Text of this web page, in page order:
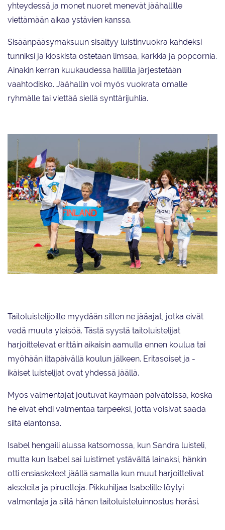
yhteydessä ja monet nuoret menevät jäähallille
viettämään aikaa ystävien kanssa.
Sisäänpääsymaksuun sisältyy luistinvuokra kahdeksi
tunniksi ja kioskista ostetaan limsaa, karkkia ja popcornia.
Ainakin kerran kuukaudessa hallilla järjestetään
vaahtodisko. Jäähallin voi myös vuokrata omalle
ryhmälle tai viettää siellä synttärijuhlia.
Taitoluistelijoille myydään sitten ne jääajat, jotka eivät
vedä muuta yleisöä. Tästä syystä taitoluistelijat
harjoittelevat erittäin aikaisin aamulla ennen koulua tai
myöhään iltapäivällä koulun jälkeen. Eritasoiset ja -
ikäiset luistelijat ovat yhdessä jäällä.
Myös valmentajat joutuvat käymään päivätöissä, koska
he eivät ehdi valmentaa tarpeeksi, jotta voisivat saada
siitä elantonsa.
Isabel hengaili alussa katsomossa, kun Sandra luisteli,
mutta kun Isabel sai luistimet ystävältä lainaksi, hänkin
otti ensiaskeleet jäällä samalla kun muut harjoittelivat
akseleita ja piruetteja. Pikkuhiljaa Isabelille löytyi
valmentaja ja siitä hänen taitoluisteluinnostus heräsi.